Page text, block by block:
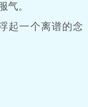
气。
一个离谱的念